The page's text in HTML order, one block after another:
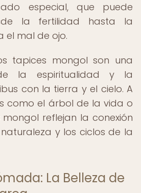
especial, que puede
la fertilidad hasta la
el mal de ojo.
tapices mongol son una
la espiritualidad y la
con la tierra y el cielo. A
como el árbol de la vida o
reflejan la conexión
y los ciclos de la
La Belleza de